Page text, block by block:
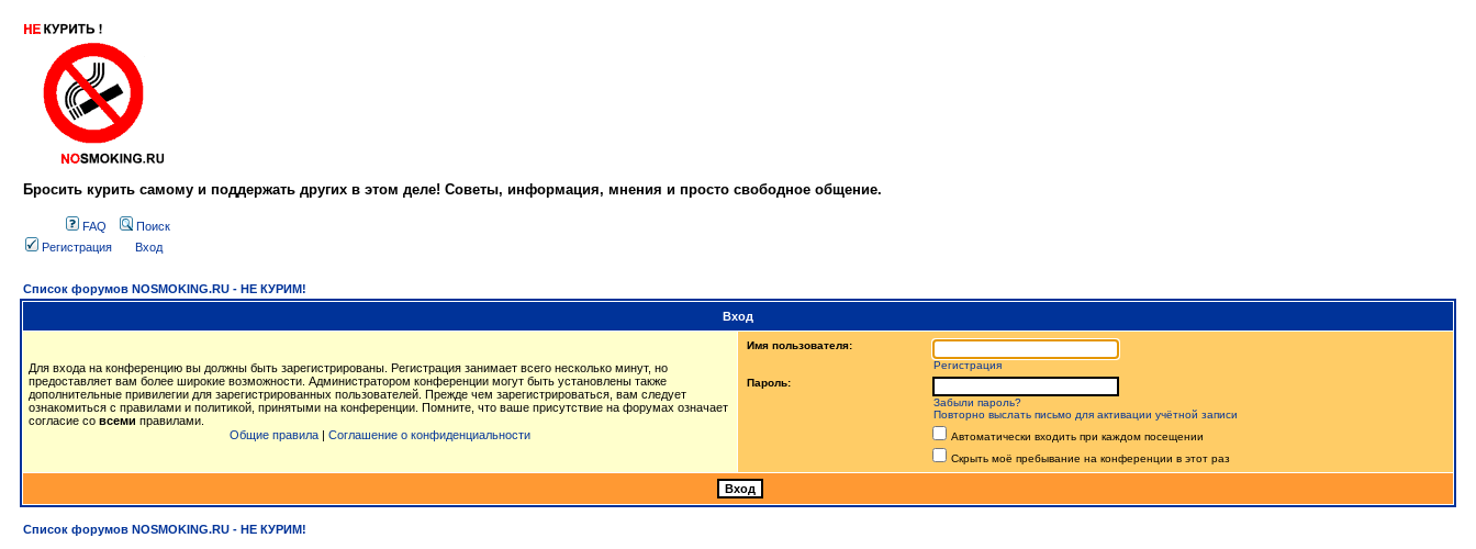
Бросить курить самому и поддержать других в этом деле! Советы, информация, мнения и просто свободное общение.
FAQ
Поиск
Регистрация
Вход
Список форумов NOSMOKING.RU - НЕ КУРИМ!
Вход
Для входа на конференцию вы должны быть зарегистрированы. Регистрация занимает всего несколько минут, но
предоставляет вам более широкие возможности. Администратором конференции могут быть установлены также
дополнительные привилегии для зарегистрированных пользователей. Прежде чем зарегистрироваться, вам следует
ознакомиться с правилами и политикой, принятыми на конференции. Помните, что ваше присутствие на форумах означает
согласие со всеми правилами.
Общие правила | Соглашение о конфиденциальности
Имя пользователя:
Регистрация
Пароль:
Забыли пароль?
Повторно выслать письмо для активации учётной записи
Автоматически входить при каждом посещении
Скрыть моё пребывание на конференции в этот раз
Список форумов NOSMOKING.RU - НЕ КУРИМ!